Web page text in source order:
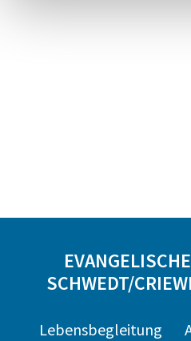
SCHWEDT/
Lebensbegleitung